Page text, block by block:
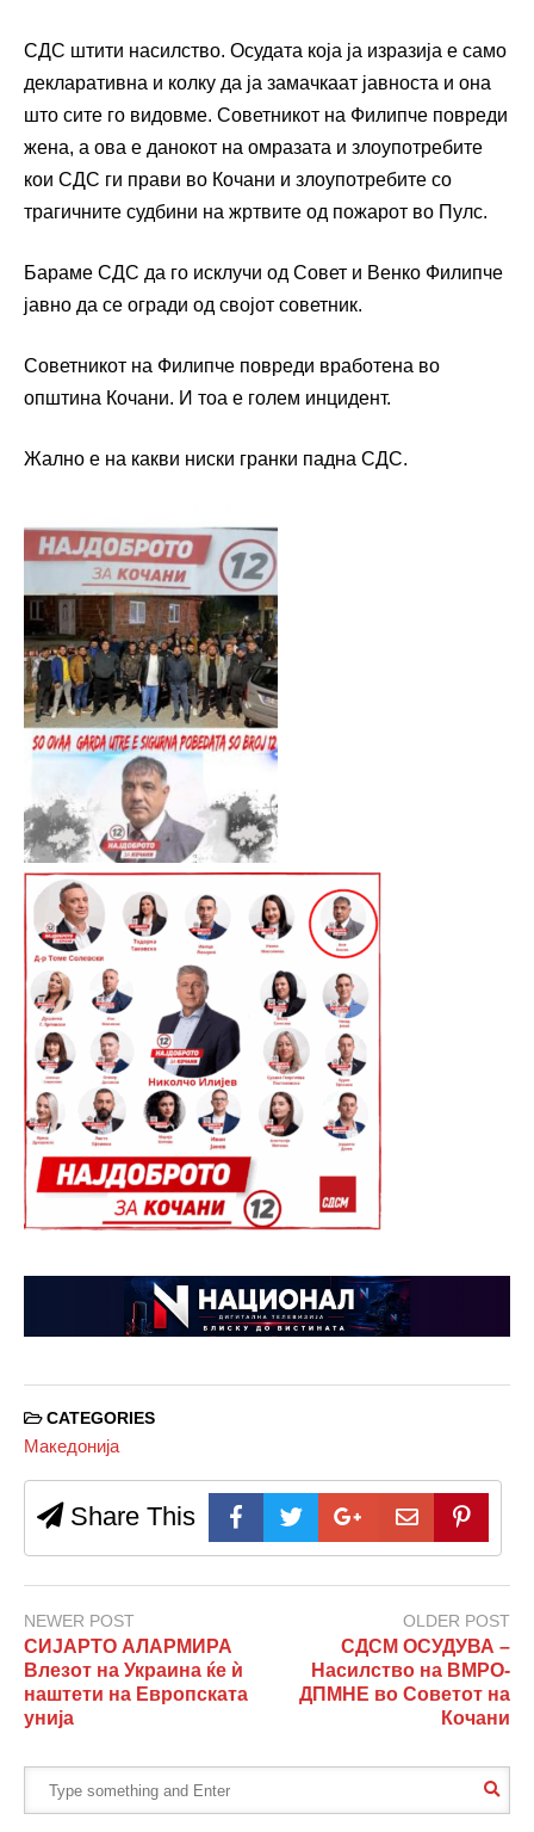
СДС штити насилство. Осудата која ја изразија е само
декларативна и колку да ја замачкаат јавноста и она
што сите го видовме. Советникот на Филипче повреди
жена, а ова е данокот на омразата и злоупотребите
кои СДС ги прави во Кочани и злоупотребите со
трагичните судбини на жртвите од пожарот во Пулс.
Бараме СДС да го исклучи од Совет и Венко Филипче
јавно да се огради од својот советник.
Советникот на Филипче повреди вработена во
општина Кочани. И тоа е голем инцидент.
Жално е на какви ниски гранки падна СДС.
CATEGORIES
Македонија
Share This
NEWER POST
СИЈАРТО АЛАРМИРА
Влезот на Украина ќе ѝ
наштети на Европската
унија
OLDER POST
СДСМ ОСУДУВА –
Насилство на ВМРО-
ДПМНЕ во Советот на
Кочани